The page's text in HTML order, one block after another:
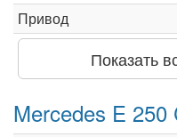
Привод
Показать
Mercedes E